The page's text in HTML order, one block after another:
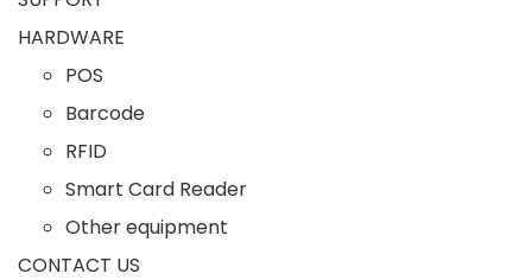
HARDWARE
POS
Barcode
RFID
Smart Card Reader
Other equipment
CONTACT US